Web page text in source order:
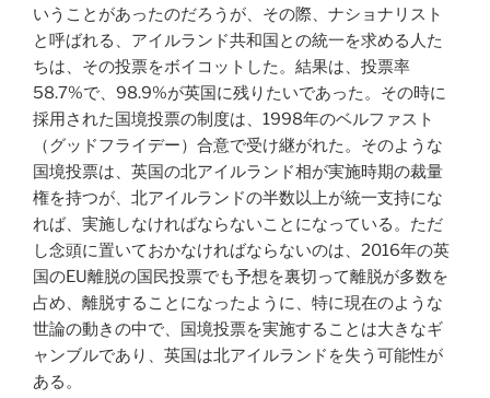
いうことがあったのだろうが、その際、ナショナリスト
と呼ばれる、アイルランド共和国との統一を求める人た
ちは、その投票をボイコットした。結果は、投票率
58.7%で、98.9%が英国に残りたいであった。その時に
採用された国境投票の制度は、1998年のベルファスト
（グッドフライデー）合意で受け継がれた。そのような
国境投票は、英国の北アイルランド相が実施時期の裁量
権を持つが、北アイルランドの半数以上が統一支持にな
れば、実施しなければならないことになっている。ただ
し念頭に置いておかなければならないのは、2016年の英
国のEU離脱の国民投票でも予想を裏切って離脱が多数を
占め、離脱することになったように、特に現在のような
世論の動きの中で、国境投票を実施することは大きなギ
ャンブルであり、英国は北アイルランドを失う可能性が
ある。